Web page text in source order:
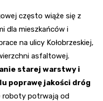
często wiąże się z
dla mieszkańców i
na ulicy Kołobrzeskiej,
asfaltowej.
starej warstwy i
poprawę jakości dróg
roboty potrwają od